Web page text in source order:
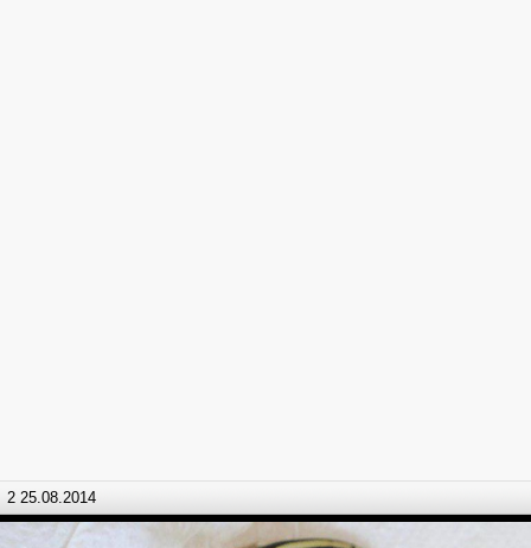
2 25.08.2014